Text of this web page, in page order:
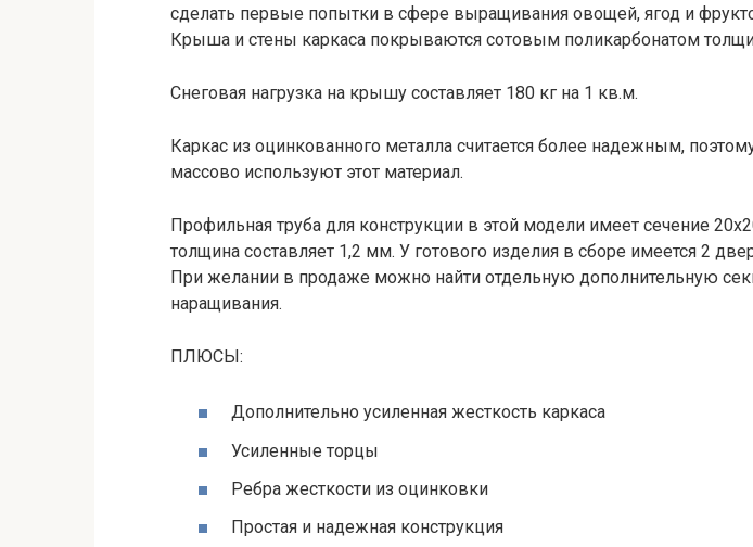
сделать первые попытки в сфере выращивания овощей, ягод и
Крыша и стены каркаса покрываются сотовым поликарбонатом
Снеговая нагрузка на крышу составляет 180 кг на 1 кв.м.
Каркас из оцинкованного металла считается более надежным,
массово используют этот материал.
Профильная труба для конструкции в этой модели имеет сечение
толщина составляет 1,2 мм. У готового изделия в сборе имеется 2
При желании в продаже можно найти отдельную дополнительную
наращивания.
ПЛЮСЫ:
Дополнительно усиленная жесткость каркаса
Усиленные торцы
Ребра жесткости из оцинковки
Простая и надежная конструкция